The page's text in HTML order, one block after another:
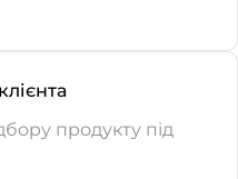
продукту під